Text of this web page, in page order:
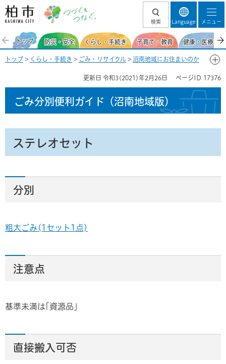
柏市 つづくを、
検索 Language メニュー
トップ 防災・安全 くらし・手続き 子育て・教育 健康・医療・
トップ > くらし・手続き > ごみ・リサイクル > 沼南地域にお住まいのか
更新日 令和3(2021)年2月26日 ページID 17376
ごみ分別便利ガイド （沼南地域版）
ステレオセット
分別
粗大ごみ(1セット1点)
注意点
基準未満は｢資源品｣
直接搬入可否